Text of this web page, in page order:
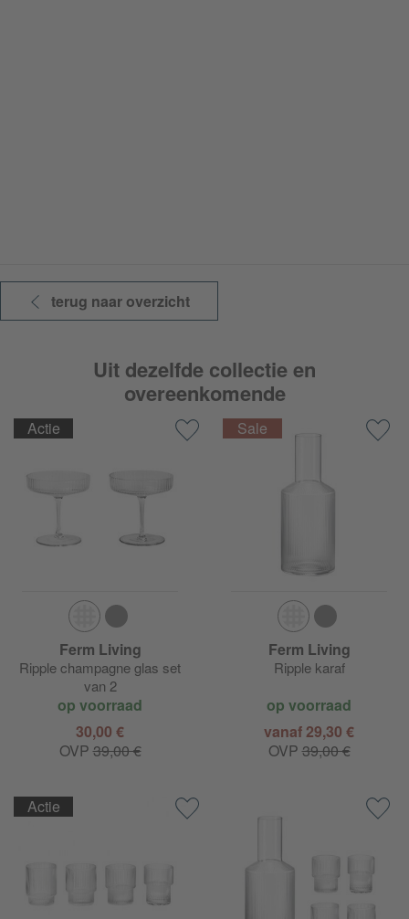
terug naar overzicht
Uit dezelfde collectie en
overeenkomende
Actie
Ferm Living
Ripple champagne glas set
van 2
op voorraad
30,00 €
OVP39,00 €
Ferm Living
Ripple karaf
op voorraad
vanaf 29,30 €
OVP39,00 €
Actie